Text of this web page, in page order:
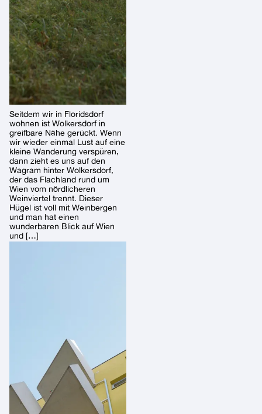
Seitdem wir in Floridsdorf
wohnen ist Wolkersdorf in
greifbare Nähe gerückt. Wenn
wir wieder einmal Lust auf eine
kleine Wanderung verspüren,
dann zieht es uns auf den
Wagram hinter Wolkersdorf,
der das Flachland rund um
Wien vom nördlicheren
Weinviertel trennt. Dieser
Hügel ist voll mit Weinbergen
und man hat einen
wunderbaren Blick auf Wien
und […]